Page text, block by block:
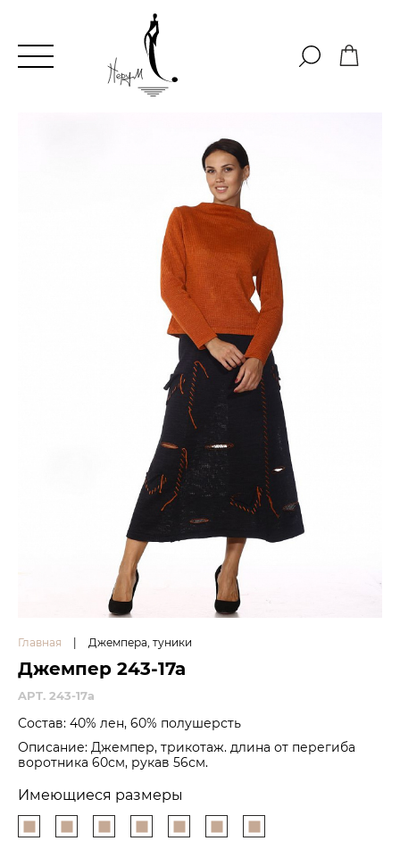
Главная Джемпера, туники
Джемпер 243-17а
APT. 243-17а
Состав: 40% лен, 60% полушерсть
Описание: Джемпер, трикотаж. длина от перегиба
воротника 60см, рукав 56см.
Имеющиеся размеры